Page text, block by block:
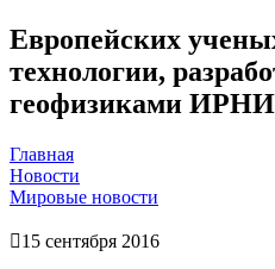
Европейских
технологии,
геофизиками
Главная
Новости
Мировые новости
15 сентября 2016